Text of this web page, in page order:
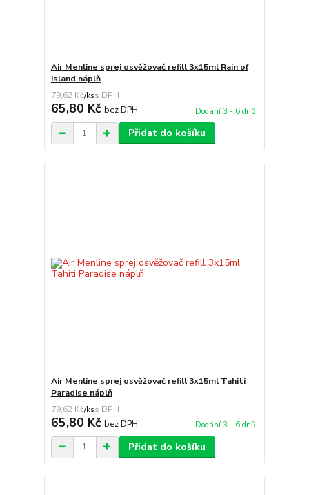
Air Menline sprej osvěžovač refill 3x15ml Rain of
Island náplň
79,62 Kč/ks
65,80 Kč bez DPH Dodání 3 - 6 dnů
Přidat do košíku
Air Menline sprej osvěžovač refill 3x15ml Tahiti
Paradise náplň
79,62 Kč/ks
65,80 Kč bez DPH Dodání 3 - 6 dnů
Přidat do košíku